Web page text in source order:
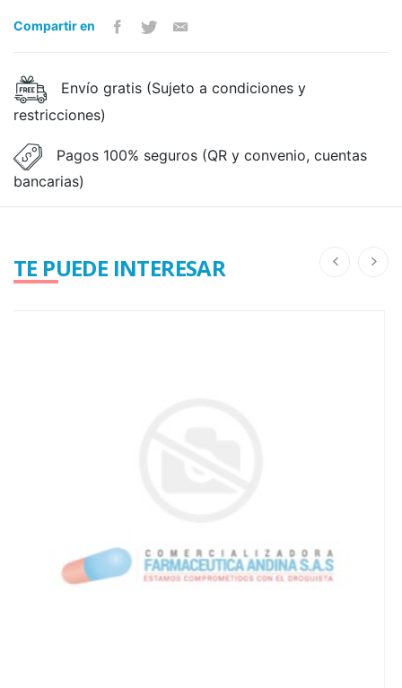
Compartir en
Envío gratis (Sujeto a condiciones y
restricciones)
Pagos 100% seguros (QR y convenio, cuentas
bancarias)
TE PUEDE INTERESAR